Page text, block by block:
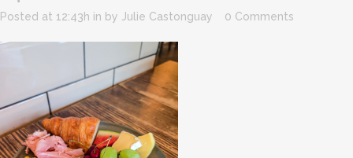
Posted at 12:43h in by Julie Castonguay 0 Comments